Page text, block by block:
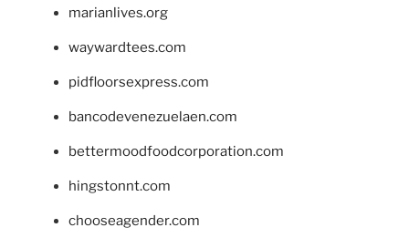
marianlives.org
waywardtees.com
pidfloorsexpress.com
bancodevenezuelaen.com
bettermoodfoodcorporation.com
hingstonnt.com
chooseagender.com